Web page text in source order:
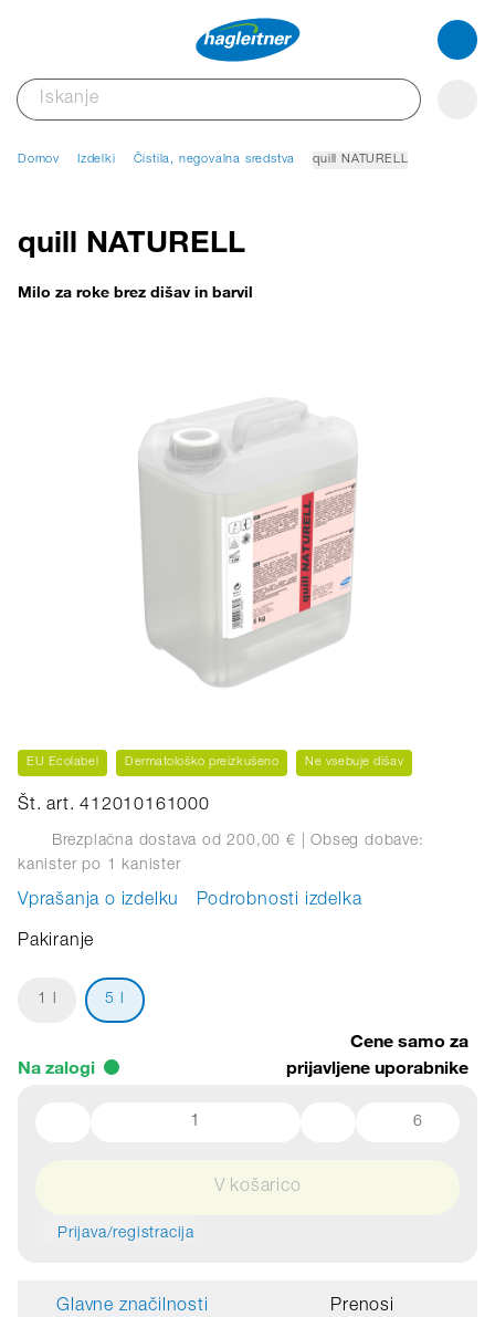
Domov Izdelki Čistila, negovalna sredstva quill NATURELL
quill NATURELL
Milo za roke brez dišav in barvil
EU Ecolabel Dermatološko preizkušeno Ne vsebuje dišav
Št. art. 412010161000
Brezplačna dostava od 200,00 € | Obseg dobave:
kanisterpo 1 kanister
Vprašanja o izdelku Podrobnosti izdelka
Pakiranje
1 l 5 l
Na zalogi
Cene samo za
prijavljene uporabnike
6
V košarico
Prijava/registracija
Glavne značilnosti Prenosi